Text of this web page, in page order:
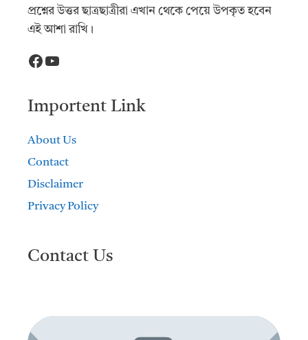
প্রশ্নের উত্তর ছাত্রছাত্রীরা এখান থেকে পেয়ে উপকৃত হবেন
এই আশা রাখি।
Facebook
YouTube
Importent Link
About Us
Contact
Disclaimer
Privacy Policy
Contact Us